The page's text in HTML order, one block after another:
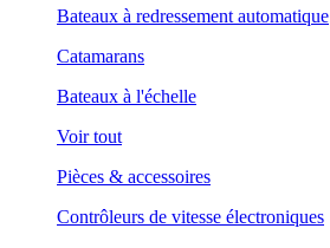
Bateaux à redressement automatique
Catamarans
Bateaux à l'échelle
Voir tout
Pièces & accessoires
Contrôleurs de vitesse électroniques